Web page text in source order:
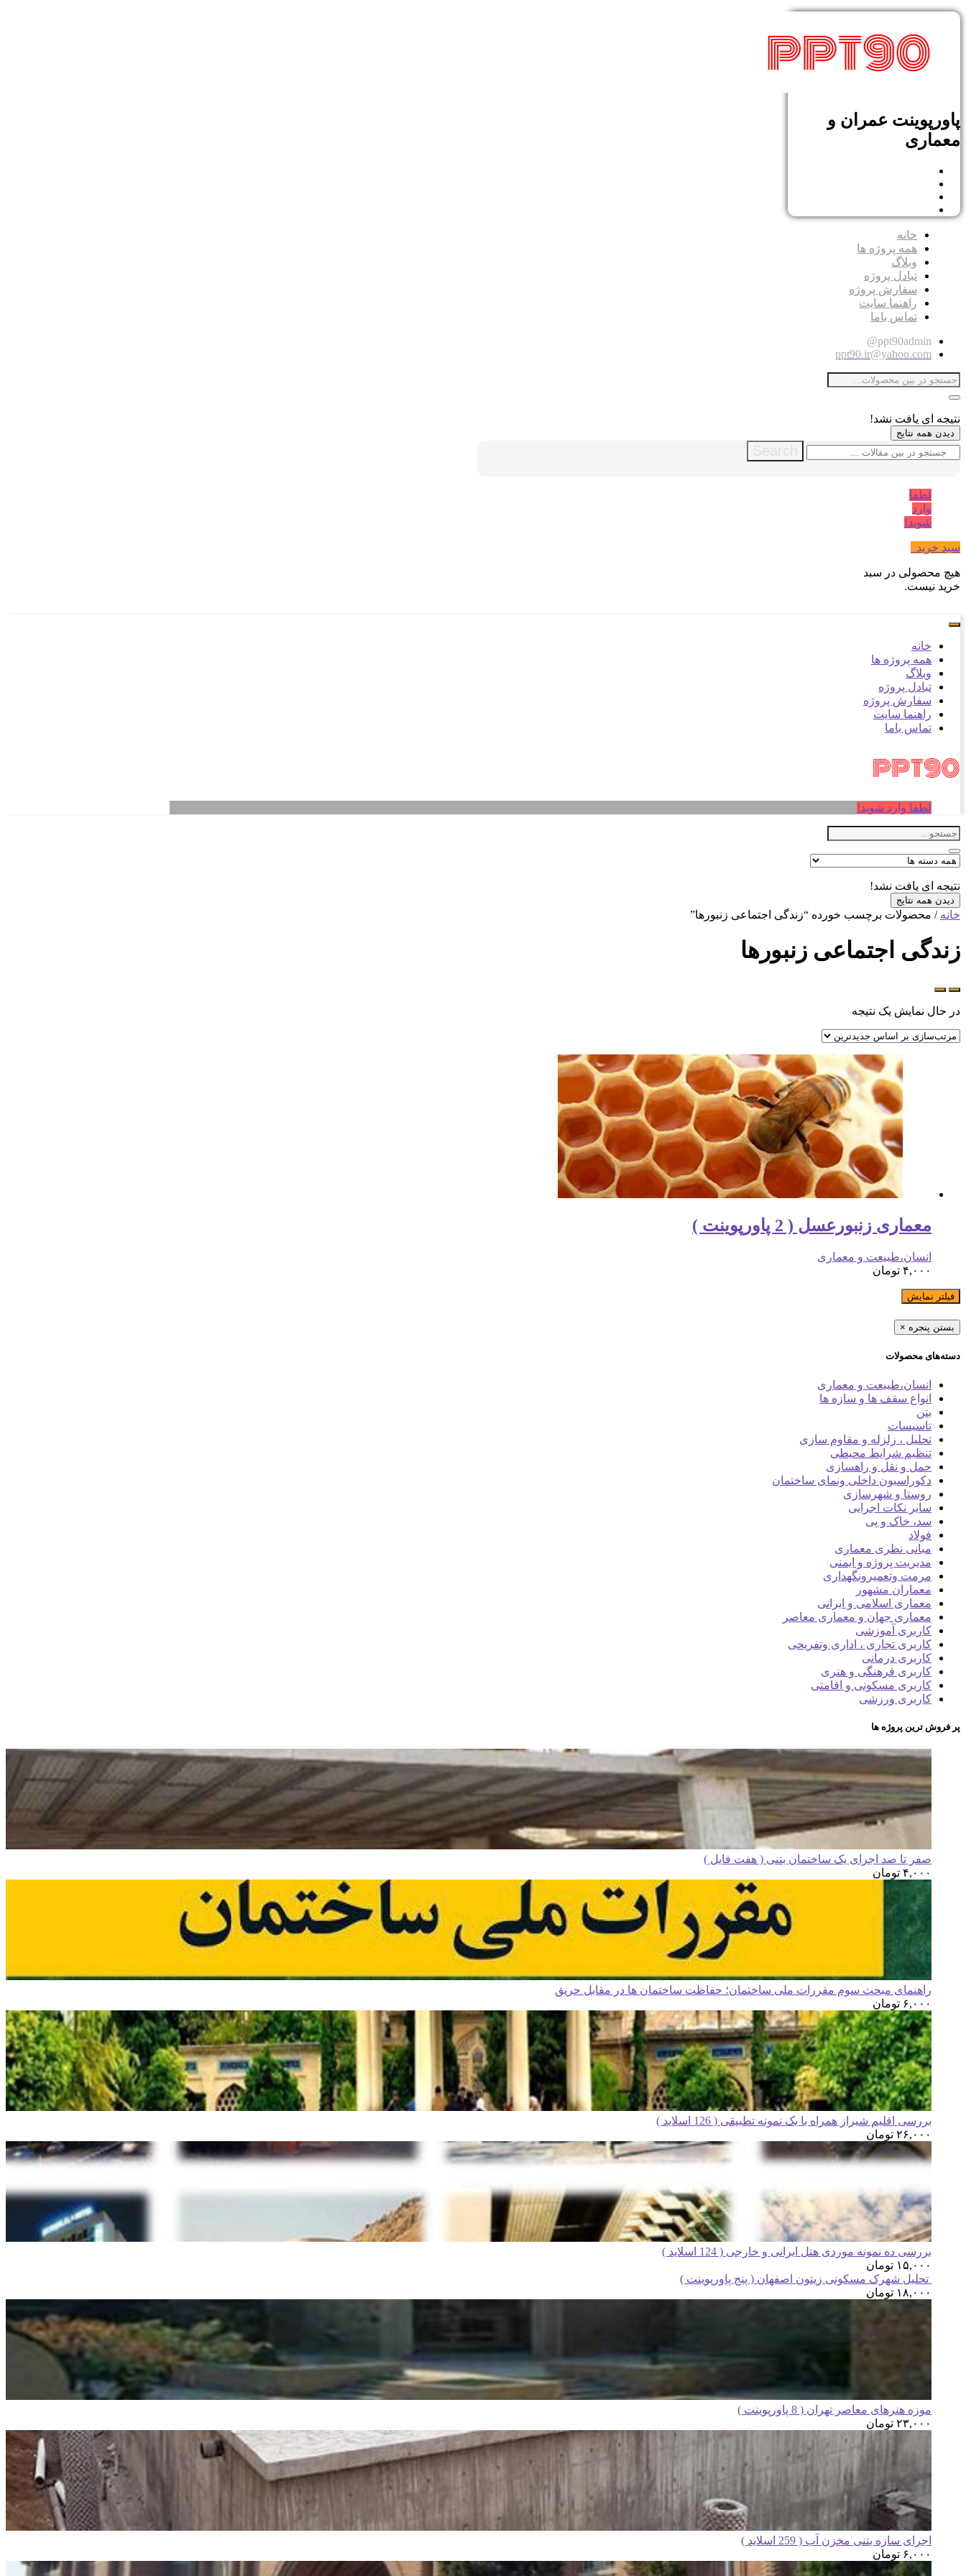
پاورپوینت عمران و
معماری
خانه
همه پروژه ها
وبلاگ
تبادل پروژه
سفارش پروژه
راهنما سایت
تماس باما
ppt90admin@
ppt90.ir@yahoo.com
نتیجه ای یافت نشد!
دیدن همه نتایج
Search
لطفا
وارد
شوید!
سبد خرید
هیچ محصولی در سبد
خرید نیست.
خانه
همه پروژه ها
وبلاگ
تبادل پروژه
سفارش پروژه
راهنما سایت
تماس باما
لطفا وارد شوید!
نتیجه ای یافت نشد!
دیدن همه نتایج
خانه / محصولات برچسب خورده “زندگی اجتماعی زنبورها”
زندگی اجتماعی زنبورها
در حال نمایش یک نتیجه
معماری زنبورعسل ( 2 پاورپوینت )
انسان،طبیعت و معماری
۴,۰۰۰ تومان
فیلتر نمایش
بستن پنجره ×
دسته‌های محصولات
انسان،طبیعت و معماری
انواع سقف ها و سازه ها
بتن
تاسیسات
تحلیل ، زلزله و مقاوم سازی
تنظیم شرایط محیطی
حمل و نقل و راهسازی
دکوراسیون داخلی ونمای ساختمان
روستا و شهرسازی
سایر نکات اجرایی
سد، خاک و پی
فولاد
مبانی نظری معماری
مدیریت پروژه و ایمنی
مرمت وتعمیرونگهداری
معماران مشهور
معماری اسلامی و ایرانی
معماری جهان و معماری معاصر
کاربری آموزشی
کاربری تجاری ، اداری وتفریحی
کاربری درمانی
کاربری فرهنگی و هنری
کاربری مسکونی و اقامتی
کاربری ورزشی
پر فروش ترین پروژه ها
صفر تا صد اجرای یک ساختمان بتنی ( هفت فایل )
۴,۰۰۰ تومان
راهنمای مبحث سوم مقررات ملی ساختمان؛ حفاظت ساختمان ها در مقابل حریق
۶,۰۰۰ تومان
بررسی اقلیم شیراز همراه با یک نمونه تطبیقی ( 126 اسلاید )
۲۶,۰۰۰ تومان
بررسی ده نمونه موردی هتل ایرانی و خارجی ( 124 اسلاید )
۱۵,۰۰۰ تومان
تحلیل شهرک مسکونی زیتون اصفهان ( پنج پاورپوینت )
۱۸,۰۰۰ تومان
موزه هنرهای معاصر تهران ( 8 پاورپوینت )
۲۳,۰۰۰ تومان
اجرای سازه بتنی مخزن آب ( 259 اسلاید )
۶,۰۰۰ تومان